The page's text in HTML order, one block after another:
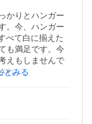
かりとハンガー
。今、ハンガー
べて白に揃えた
も満足です。今
えもしませんで
れると気分がい
とみる